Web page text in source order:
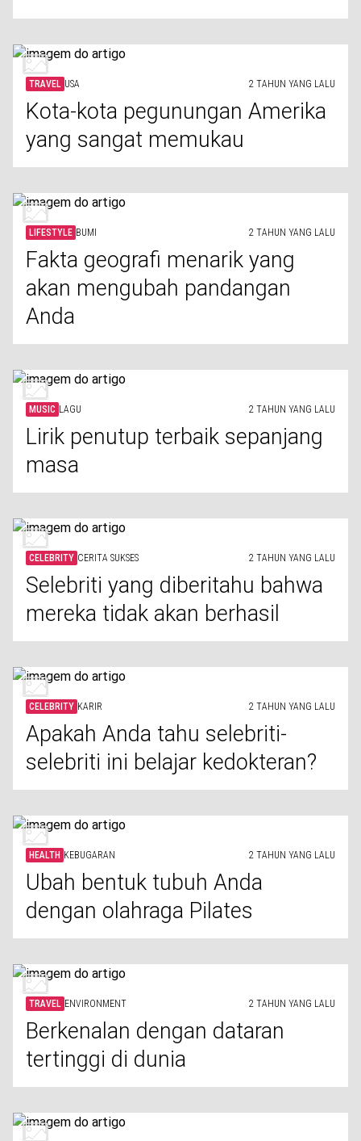
TRAVEL USA 2 TAHUN YANG LALU
Kota-kota pegunungan Amerika
yang sangat memukau
LIFESTYLE BUMI 2 TAHUN YANG LALU
Fakta geografi menarik yang
akan mengubah pandangan
Anda
MUSIC LAGU 2 TAHUN YANG LALU
Lirik penutup terbaik sepanjang
masa
CELEBRITY CERITA SUKSES 2 TAHUN YANG LALU
Selebriti yang diberitahu bahwa
mereka tidak akan berhasil
CELEBRITY KARIR 2 TAHUN YANG LALU
Apakah Anda tahu selebriti-
selebriti ini belajar kedokteran?
HEALTH KEBUGARAN 2 TAHUN YANG LALU
Ubah bentuk tubuh Anda
dengan olahraga Pilates
TRAVEL ENVIRONMENT 2 TAHUN YANG LALU
Berkenalan dengan dataran
tertinggi di dunia